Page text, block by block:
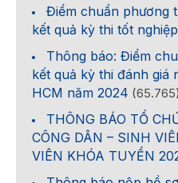
Điểm chuẩn phương
kết quả kỳ thi tốt
Thông báo: Điểm
kết quả kỳ thi đánh giá
HCM năm 2024 (65.765)
THÔNG BÁO TỔ
CÔNG DÂN – SINH
VIÊN KHÓA TUYỂN